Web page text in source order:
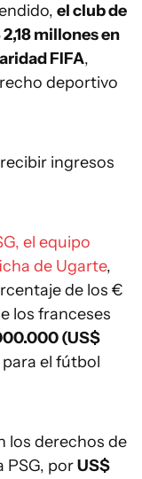
el club de
millones en
FIFA,
deportivo
ingresos
el equipo
de Ugarte,
de los €
los franceses
(US$
para el fútbol
los derechos de
PSG, porUS$